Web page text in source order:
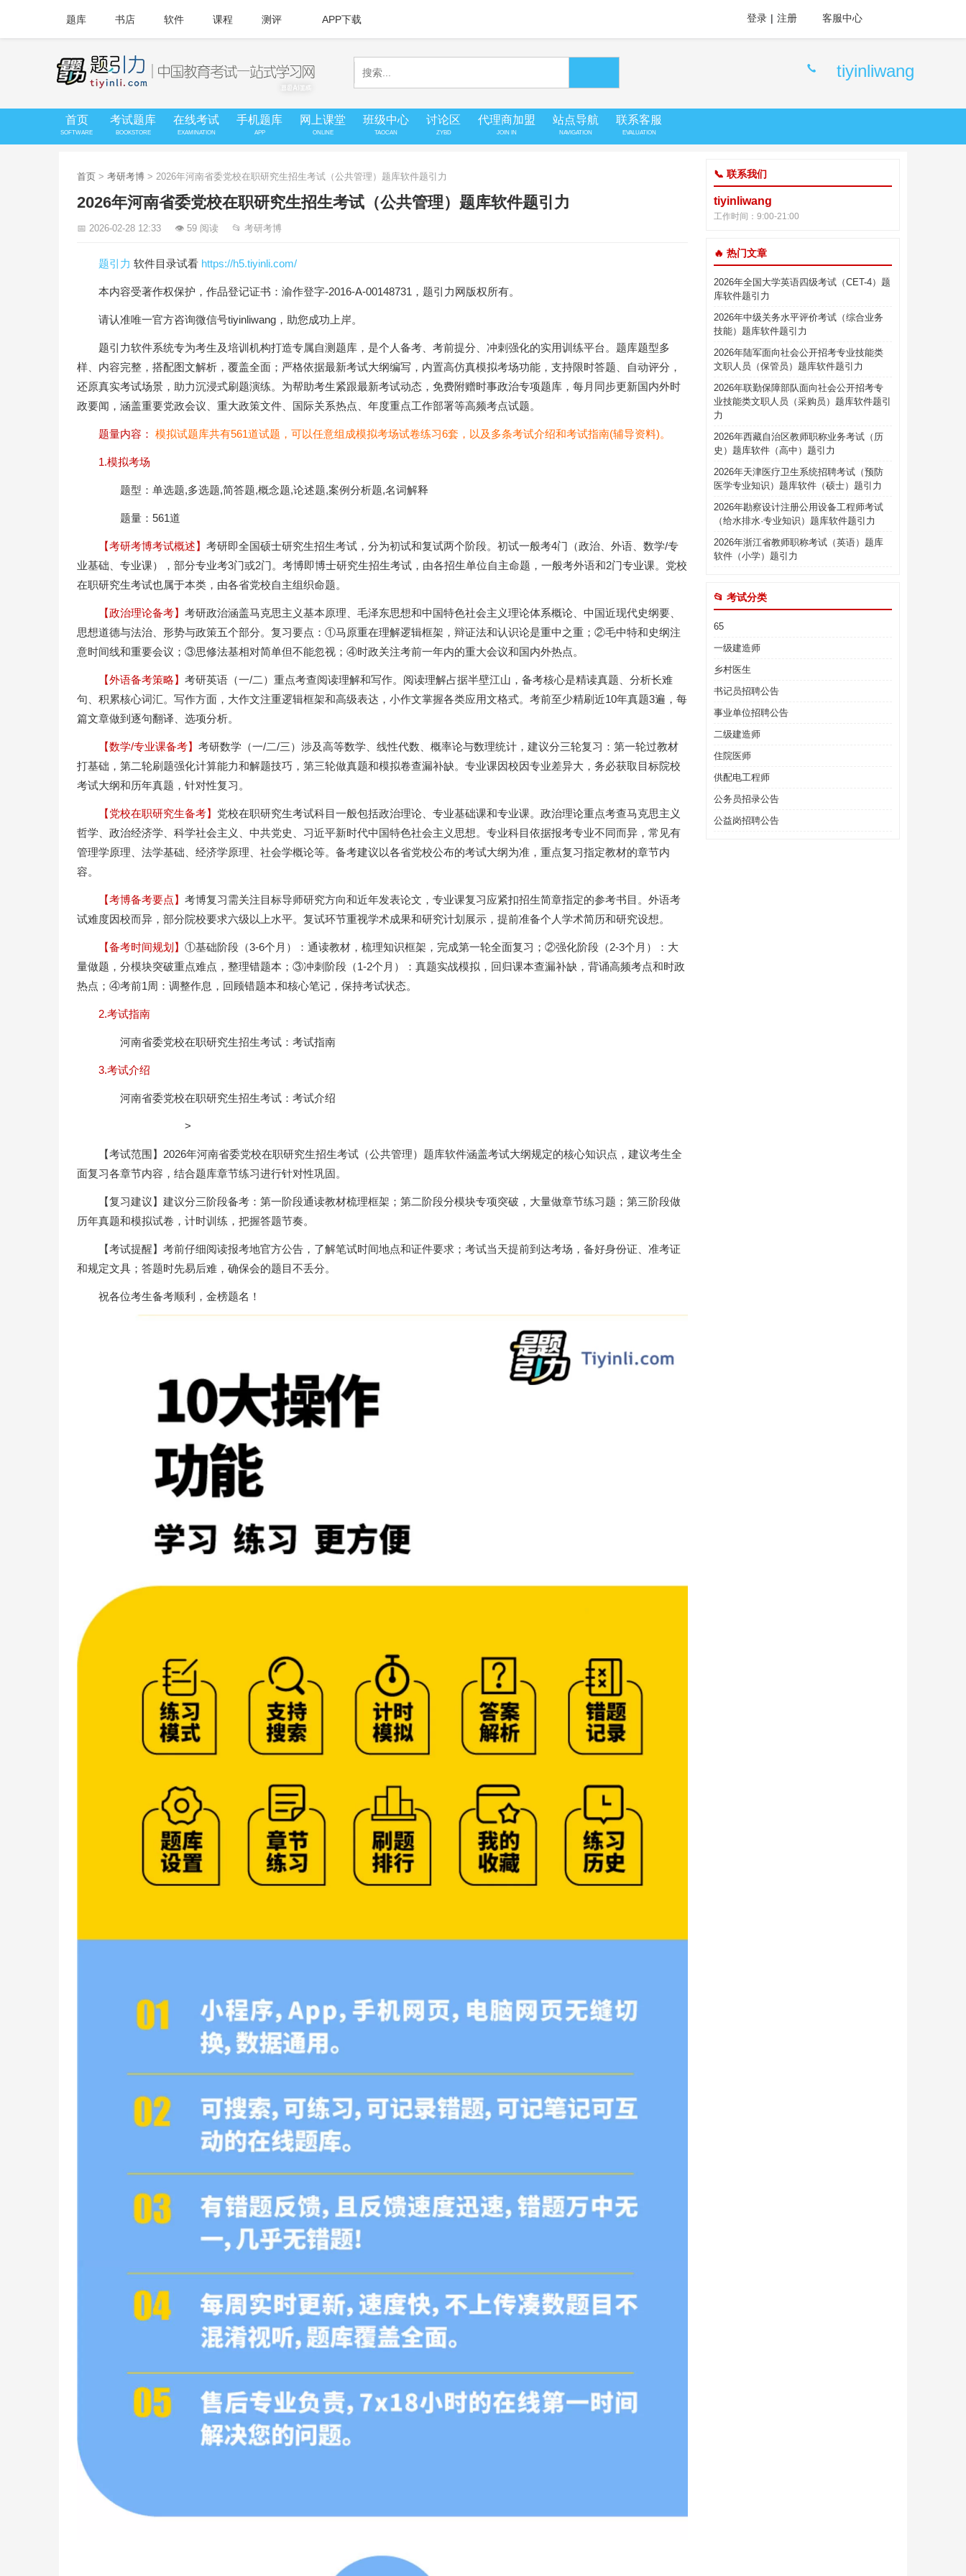
题库 书店 软件 课程 测评 APP下载 登录 | 注册 客服中心
tiyinliwang
首页
SOFTWARE
考试题库
BOOKSTORE
在线考试
EXAMINATION
手机题库
APP
网上课堂
ONLINE
班级中心
TAOCAN
讨论区
ZYBD
代理商加盟
JOIN IN
站点导航
NAVIGATION
联系客服
EVALUATION
首页 > 考研考博 > 2026年河南省委党校在职研究生招生考试（公共管理）题库软件题引力
2026年河南省委党校在职研究生招生考试（公共管理）题库软件题引力
📅 2026-02-28 12:33 👁 59 阅读 📂 考研考博
题引力 软件目录试看 https://h5.tiyinli.com/
本内容受著作权保护，作品登记证书：渝作登字-2016-A-00148731，题引力网版权所有。
请认准唯一官方咨询微信号tiyinliwang，助您成功上岸。
题引力软件系统专为考生及培训机构打造专属自测题库，是个人备考、考前提分、冲刺强化的实用训练平台。题库题型多
样、内容完整，搭配图文解析，覆盖全面；严格依据最新考试大纲编写，内置高仿真模拟考场功能，支持限时答题、自动评分，
还原真实考试场景，助力沉浸式刷题演练。为帮助考生紧跟最新考试动态，免费附赠时事政治专项题库，每月同步更新国内外时
政要闻，涵盖重要党政会议、重大政策文件、国际关系热点、年度重点工作部署等高频考点试题。
题量内容： 模拟试题库共有561道试题，可以任意组成模拟考场试卷练习6套，以及多条考试介绍和考试指南(辅导资料)。
1.模拟考场
题型：单选题,多选题,简答题,概念题,论述题,案例分析题,名词解释
题量：561道
【考研考博考试概述】 考研即全国硕士研究生招生考试，分为初试和复试两个阶段。初试一般考4门（政治、外语、数学/专
业基础、专业课），部分专业考3门或2门。考博即博士研究生招生考试，由各招生单位自主命题，一般考外语和2门专业课。党校
在职研究生考试也属于本类，由各省党校自主组织命题。
【政治理论备考】 考研政治涵盖马克思主义基本原理、毛泽东思想和中国特色社会主义理论体系概论、中国近现代史纲要、
思想道德与法治、形势与政策五个部分。复习要点：①马原重在理解逻辑框架，辩证法和认识论是重中之重；②毛中特和史纲注
意时间线和重要会议；③思修法基相对简单但不能忽视；④时政关注考前一年内的重大会议和国内外热点。
【外语备考策略】 考研英语（一/二）重点考查阅读理解和写作。阅读理解占据半壁江山，备考核心是精读真题、分析长难
句、积累核心词汇。写作方面，大作文注重逻辑框架和高级表达，小作文掌握各类应用文格式。考前至少精刷近10年真题3遍，每
篇文章做到逐句翻译、选项分析。
【数学/专业课备考】 考研数学（一/二/三）涉及高等数学、线性代数、概率论与数理统计，建议分三轮复习：第一轮过教材
打基础，第二轮刷题强化计算能力和解题技巧，第三轮做真题和模拟卷查漏补缺。专业课因校因专业差异大，务必获取目标院校
考试大纲和历年真题，针对性复习。
【党校在职研究生备考】 党校在职研究生考试科目一般包括政治理论、专业基础课和专业课。政治理论重点考查马克思主义
哲学、政治经济学、科学社会主义、中共党史、习近平新时代中国特色社会主义思想。专业科目依据报考专业不同而异，常见有
管理学原理、法学基础、经济学原理、社会学概论等。备考建议以各省党校公布的考试大纲为准，重点复习指定教材的章节内
容。
【考博备考要点】 考博复习需关注目标导师研究方向和近年发表论文，专业课复习应紧扣招生简章指定的参考书目。外语考
试难度因校而异，部分院校要求六级以上水平。复试环节重视学术成果和研究计划展示，提前准备个人学术简历和研究设想。
【备考时间规划】 ①基础阶段（3-6个月）：通读教材，梳理知识框架，完成第一轮全面复习；②强化阶段（2-3个月）：大
量做题，分模块突破重点难点，整理错题本；③冲刺阶段（1-2个月）：真题实战模拟，回归课本查漏补缺，背诵高频考点和时政
热点；④考前1周：调整作息，回顾错题本和核心笔记，保持考试状态。
2.考试指南
河南省委党校在职研究生招生考试：考试指南
3.考试介绍
河南省委党校在职研究生招生考试：考试介绍
>
【考试范围】2026年河南省委党校在职研究生招生考试（公共管理）题库软件涵盖考试大纲规定的核心知识点，建议考生全
面复习各章节内容，结合题库章节练习进行针对性巩固。
【复习建议】建议分三阶段备考：第一阶段通读教材梳理框架；第二阶段分模块专项突破，大量做章节练习题；第三阶段做
历年真题和模拟试卷，计时训练，把握答题节奏。
【考试提醒】考前仔细阅读报考地官方公告，了解笔试时间地点和证件要求；考试当天提前到达考场，备好身份证、准考证
和规定文具；答题时先易后难，确保会的题目不丢分。
祝各位考生备考顺利，金榜题名！
📞 联系我们
tiyinliwang
工作时间：9:00-21:00
🔥 热门文章
2026年全国大学英语四级考试（CET-4）题
库软件题引力
2026年中级关务水平评价考试（综合业务
技能）题库软件题引力
2026年陆军面向社会公开招考专业技能类
文职人员（保管员）题库软件题引力
2026年联勤保障部队面向社会公开招考专
业技能类文职人员（采购员）题库软件题引
力
2026年西藏自治区教师职称业务考试（历
史）题库软件（高中）题引力
2026年天津医疗卫生系统招聘考试（预防
医学专业知识）题库软件（硕士）题引力
2026年勘察设计注册公用设备工程师考试
（给水排水·专业知识）题库软件题引力
2026年浙江省教师职称考试（英语）题库
软件（小学）题引力
📂 考试分类
65
一级建造师
乡村医生
书记员招聘公告
事业单位招聘公告
二级建造师
住院医师
供配电工程师
公务员招录公告
公益岗招聘公告